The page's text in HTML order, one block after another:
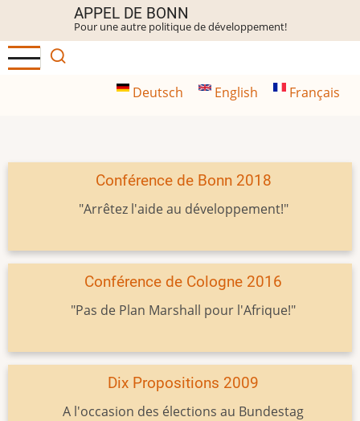
contenu
principal
APPEL DE BONN
Pour une autre politique de développement!
Deutsch English Français
Conférence de Bonn 2018
"Arrêtez l'aide au développement!"
Conférence de Cologne 2016
"Pas de Plan Marshall pour l'Afrique!"
Dix Propositions 2009
A l'occasion des élections au Bundestag